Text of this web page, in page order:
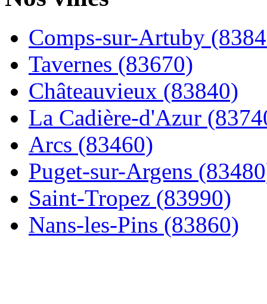
Comps-sur-Artuby
Tavernes (83670)
Châteauvieux (83840)
La Cadière-d'Azur
Arcs (83460)
Puget-sur-Argens
Saint-Tropez (83990)
Nans-les-Pins (83860)